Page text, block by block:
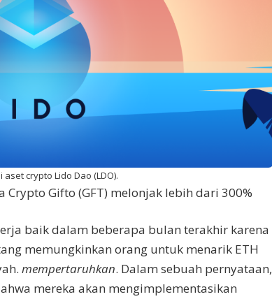
aset crypto Lido Dao (LDO).
Crypto Gifto (GFT) melonjak lebih dari 300%
baik dalam beberapa bulan terakhir karena
memungkinkan orang untuk menarik ETH
mempertaruhkan. Dalam sebuah pernyataan,
mereka akan mengimplementasikan